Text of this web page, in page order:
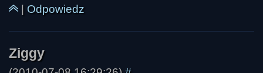
Odpowiedz